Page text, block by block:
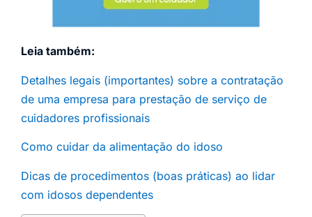
Leia também:
Detalhes legais (importantes) sobre a contratação
de uma empresa para prestação de serviço de
cuidadores profissionais
Como cuidar da alimentação do idoso
Dicas de procedimentos (boas práticas) ao lidar
com idosos dependentes